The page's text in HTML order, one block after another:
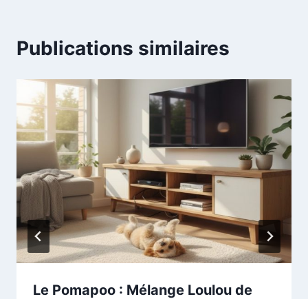
Publications similaires
Le Pomapoo : Mélange Loulou de